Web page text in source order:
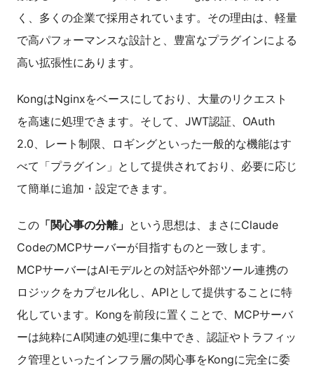
く、多くの企業で採用されています。その理由は、軽量
で高パフォーマンスな設計と、豊富なプラグインによる
高い拡張性にあります。
KongはNginxをベースにしており、大量のリクエスト
を高速に処理できます。そして、JWT認証、OAuth
2.0、レート制限、ロギングといった一般的な機能はす
べて「プラグイン」として提供されており、必要に応じ
て簡単に追加・設定できます。
この 「関心事の分離」 という思想は、まさにClaude
CodeのMCPサーバーが目指すものと一致します。
MCPサーバーはAIモデルとの対話や外部ツール連携の
ロジックをカプセル化し、APIとして提供することに特
化しています。Kongを前段に置くことで、MCPサーバ
ーは純粋にAI関連の処理に集中でき、認証やトラフィッ
ク管理といったインフラ層の関心事をKongに完全に委